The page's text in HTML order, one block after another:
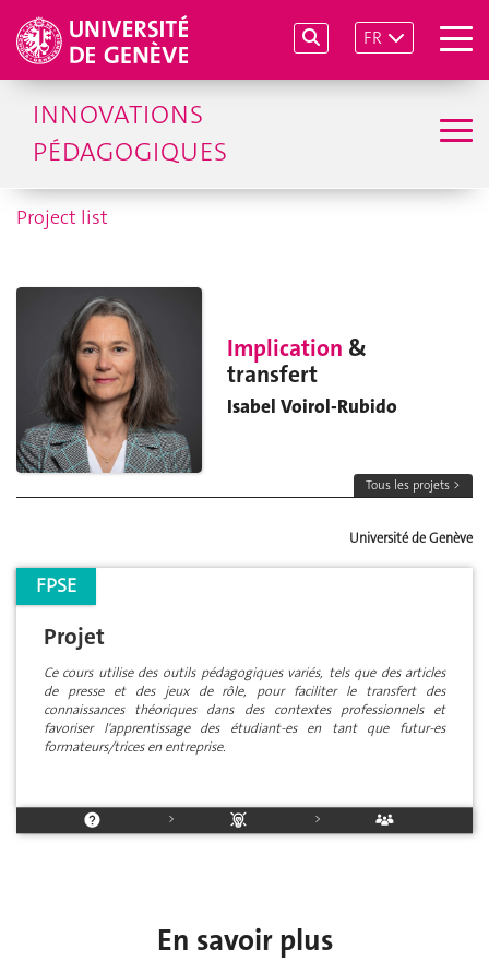
FR
INNOVATIONS
PÉDAGOGIQUES
Project list
Implication &
transfert
Isabel Voirol-Rubido
Tous les projets >
Université de Genève
FPSE
Projet
Ce cours utilise des outils pédagogiques variés, tels que des articles
de presse et des jeux de rôle, pour faciliter le transfert des
connaissances théoriques dans des contextes professionnels et
favoriser l'apprentissage des étudiant-es en tant que futur-es
formateurs/trices en entreprise.
> >
En savoir plus